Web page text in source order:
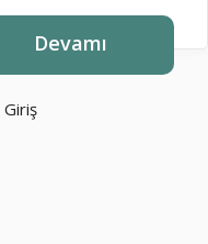
Devamı
Giriş